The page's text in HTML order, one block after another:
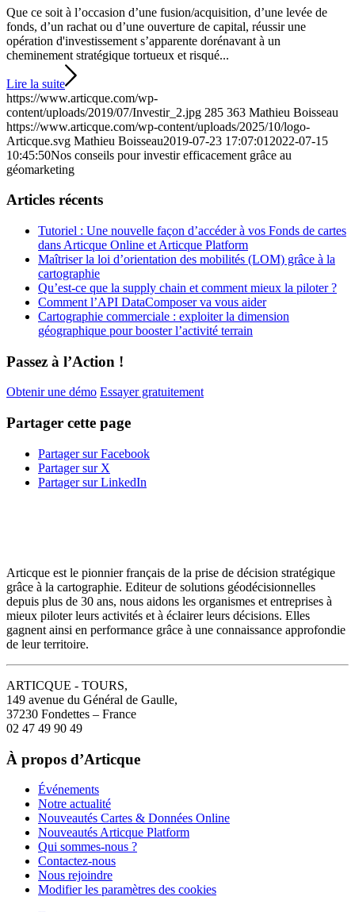
Que ce soit à l’occasion d’une fusion/acquisition, d’une levée de
fonds, d’un rachat ou d’une ouverture de capital, réussir une
opération d'investissement s’apparente dorénavant à un
cheminement stratégique tortueux et risqué...
Lire la suite
https://www.articque.com/wp-
content/uploads/2019/07/Investir_2.jpg 285 363 Mathieu Boisseau
https://www.articque.com/wp-content/uploads/2025/10/logo-
Articque.svg Mathieu Boisseau2019-07-23 17:07:01 2022-07-15
10:45:50Nos conseils pour investir efficacement grâce au
géomarketing
Articles récents
Tutoriel : Une nouvelle façon d’accéder à vos Fonds de cartes
dans Articque Online et Articque Platform
Maîtriser la loi d’orientation des mobilités (LOM) grâce à la
cartographie
Qu’est-ce que la supply chain et comment mieux la piloter ?
Comment l’API DataComposer va vous aider
Cartographie commerciale : exploiter la dimension
géographique pour booster l’activité terrain
Passez à l’Action !
Obtenir une démo Essayer gratuitement
Partager cette page
Partager sur Facebook
Partager sur X
Partager sur LinkedIn
Articque est le pionnier français de la prise de décision stratégique
grâce à la cartographie. Editeur de solutions géodécisionnelles
depuis plus de 30 ans, nous aidons les organismes et entreprises à
mieux piloter leurs activités et à éclairer leurs décisions. Elles
gagnent ainsi en performance grâce à une connaissance approfondie
de leur territoire.
ARTICQUE - TOURS,
149 avenue du Général de Gaulle,
37230 Fondettes – France
02 47 49 90 49
À propos d’Articque
Événements
Notre actualité
Nouveautés Cartes & Données Online
Nouveautés Articque Platform
Qui sommes-nous ?
Contactez-nous
Nous rejoindre
Modifier les paramètres des cookies